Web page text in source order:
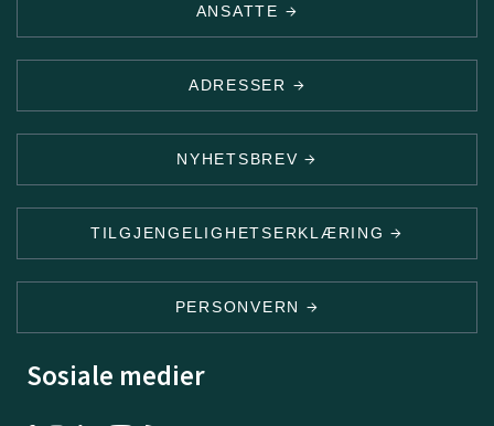
ANSATTE
ADRESSER
NYHETSBREV
TILGJENGELIGHETSERKLÆRING
PERSONVERN
Sosiale medier